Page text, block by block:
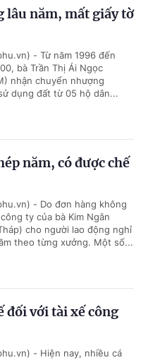
lâu năm, mất giấy tờ
- Từ năm 1996 đến
bà Trần Thị Ái Ngọc
nhận chuyển nhượng
dụng đất từ 05 hộ dân...
năm, có được chế
- Do đơn hàng không
ty của bà Kim Ngân
cho người lao động nghỉ
theo từng xưởng. Một số...
đối với tài xế công
- Hiện nay, nhiều cá